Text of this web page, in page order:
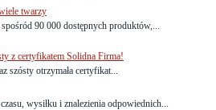
twarzy
90 000 dostępnych produktów,...
z certyfikatem Solidna Firma!
szósty otrzymała certyfikat...
wysiłku i znalezienia odpowiednich...